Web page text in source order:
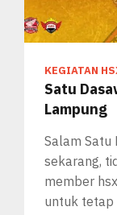
KEGIATAN
Satu
Lampung
Salam
sekarang,
member
untuk tetap